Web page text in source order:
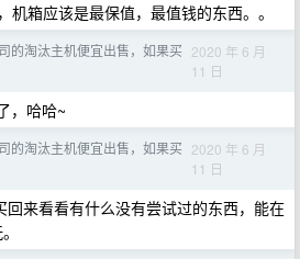
机箱应该是最保值，最值钱的东西。。
的淘汰主机便宜出售，如果买 2020 年 6 月
11 日
，哈哈~
的淘汰主机便宜出售，如果买 2020 年 6 月
11 日
回来看看有什么没有尝试过的东西，能在